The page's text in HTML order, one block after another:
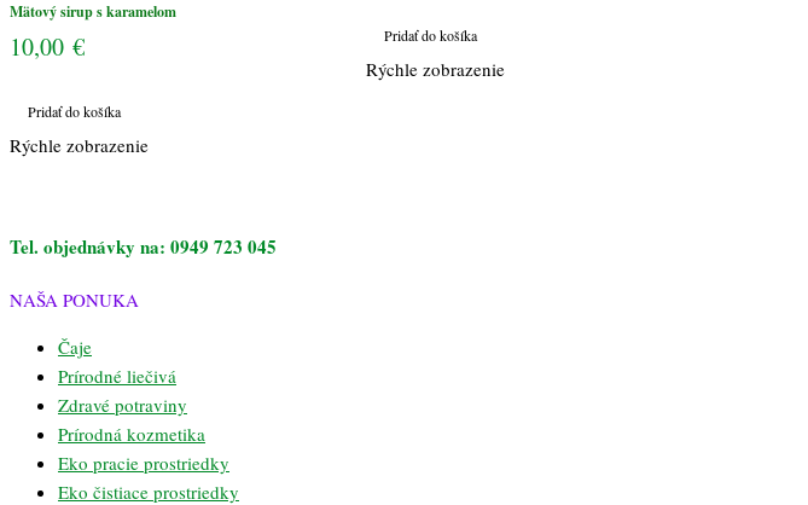
Mätový sirup s karamelom
10,00 €
Pridať do košíka
Rýchle zobrazenie
Pridať do košíka
Rýchle zobrazenie
Tel. objednávky na: 0949 723 045
NAŠA PONUKA
Čaje
Prírodné liečivá
Zdravé potraviny
Prírodná kozmetika
Eko pracie prostriedky
Eko čistiace prostriedky